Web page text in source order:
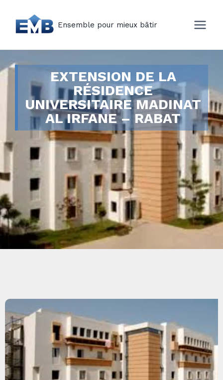
Ensemble pour mieux bâtir
EXTENSION DE LA
RÉSIDENCE
UNIVERSITAIRE MADINAT
AL IRFANE – RABAT